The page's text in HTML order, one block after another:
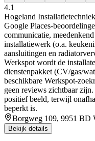
4.1
Hogeland
Google Places-
communicatie,
installatiewerk (o.a.
aansluitingen en
Werkspot wordt de
dienstenpakket (CV/gas/
beschikbare Werkspot-
geen reviews zichtbaar
positief beeld, terwijl
beperkt is.
Borgweg 109, 9951 BD
Bekijk details